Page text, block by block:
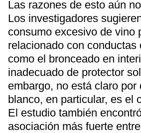
Las razones de esto aún
Los investigadores
consumo excesivo de vino
relacionado con conductas
como el bronceado en
inadecuado de protector
embargo, no está claro por
blanco, en particular, es el
El estudio también
asociación más fuerte